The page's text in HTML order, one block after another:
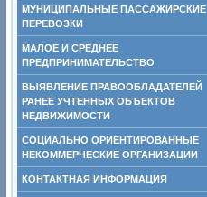
МУНИЦИПАЛЬНЫЕ ПАССАЖИРСКИЕ
ПЕРЕВОЗКИ
МАЛОЕ И СРЕДНЕЕ
ПРЕДПРИНИМАТЕЛЬСТВО
ВЫЯВЛЕНИЕ ПРАВООБЛАДАТЕЛЕЙ
РАНЕЕ УЧТЕННЫХ ОБЪЕКТОВ
НЕДВИЖИМОСТИ
СОЦИАЛЬНО ОРИЕНТИРОВАННЫЕ
НЕКОММЕРЧЕСКИЕ ОРГАНИЗАЦИИ
КОНТАКТНАЯ ИНФОРМАЦИЯ